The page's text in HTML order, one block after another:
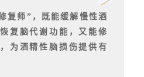
复师”，既能缓解慢性酒
复脑代谢功能，又能修
为酒精性脑损伤提供有